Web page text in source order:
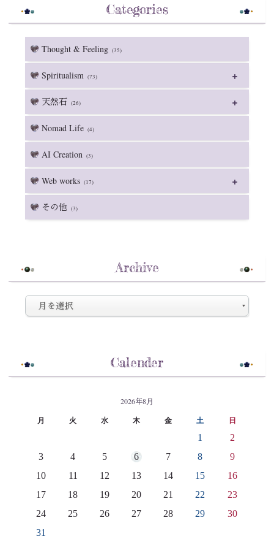
Categories
Thought & Feeling (35)
Spiritualism (73)
天然石 (26)
Nomad Life (4)
AI Creation (3)
Web works (17)
その他 (3)
Archive
Calender
2026年8月
月 火 水 木 金 土
日
1
2
3
4 5 6 7 8
9
10
11 12 13 14 15
16
17
18 19 20 21 22
23
24
25 26 27 28 29
30
31